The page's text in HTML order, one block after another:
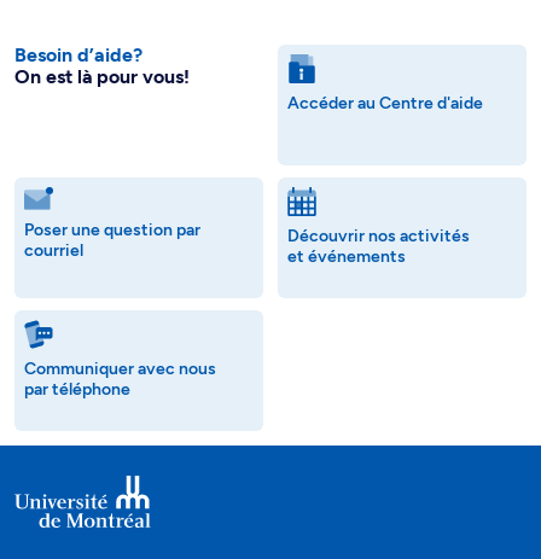
Besoin d’aide?
On est là pour vous!
Accéder au Centre d'aide
Poser une question par
courriel
Découvrir nos activités
et événements
Communiquer avec nous
par téléphone